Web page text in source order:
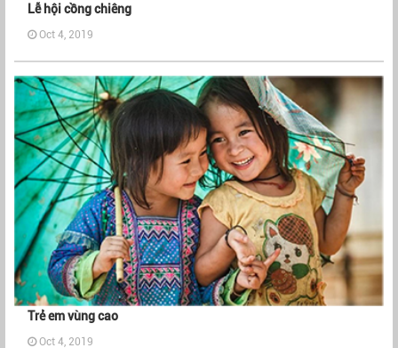
Lễ hội cồng chiêng
Oct 4, 2019
Trẻ em vùng cao
Oct 4, 2019